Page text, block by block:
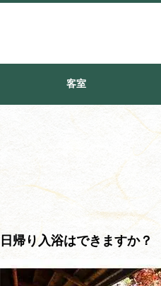
客室
日帰り入浴はできますか？